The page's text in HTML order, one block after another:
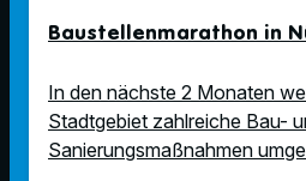
Baustellenmarathon in
In den nächste 2 Monaten
Stadtgebiet zahlreiche Bau-
Sanierungsmaßnahmen